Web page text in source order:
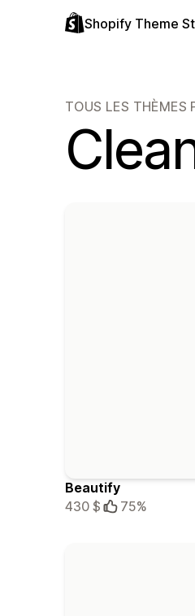
Shopify Theme
TOUS LES THÈMES
Beautify
430 $
75%